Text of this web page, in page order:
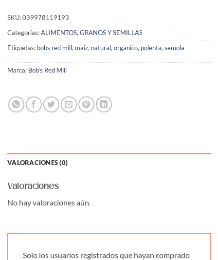
SKU:039978119193
Categorías:ALIMENTOS, GRANOS Y SEMILLAS
Etiquetas: bobs red mill, maiz, natural, organico, polenta, semola
Marca: Bob's Red Mill
VALORACIONES (0)
Valoraciones
No hay valoraciones aún.
Solo los usuarios registrados que hayan comprado